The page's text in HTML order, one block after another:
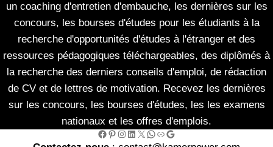
un coaching d'entretien d'embauche, les dernières sur les
concours, les bourses d'études pour les étudiants à la
recherche d'opportunités d'études à l'étranger et des
ressources pédagogiques téléchargeables, des diplômés à
la recherche des derniers conseils d'emploi, de rédaction
de CV et de lettres de motivation. Recevez les dernières
sur les concours, les bourses d'études, les les examens
nationaux et les offres d'emplois.
Facebook Pinterest Instagram LinkedIn X WhatsApp Link Google